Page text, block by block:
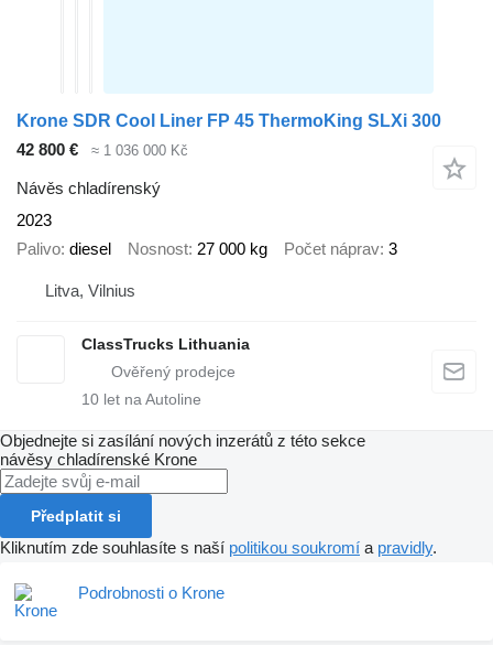
Krone SDR Cool Liner FP 45 ThermoKing SLXi 300
42 800 €
≈ 1 036 000 Kč
Návěs chladírenský
2023
Palivo diesel Nosnost 27 000 kg Počet náprav 3
Litva, Vilnius
ClassTrucks Lithuania
10 let na Autoline
Objednejte si zasílání nových inzerátů z této sekce
návěsy chladírenské Krone
Předplatit si
Kliknutím zde souhlasíte s naší politikou soukromí a pravidly.
Podrobnosti o Krone